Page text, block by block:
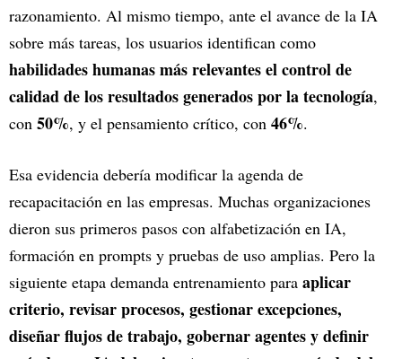
razonamiento. Al mismo tiempo, ante el avance de la IA
sobre más tareas, los usuarios identifican como
habilidades humanas más relevantes el control de
calidad de los resultados generados por la tecnología,
con 50%, y el pensamiento crítico, con 46%.
Esa evidencia debería modificar la agenda de
recapacitación en las empresas. Muchas organizaciones
dieron sus primeros pasos con alfabetización en IA,
formación en prompts y pruebas de uso amplias. Pero la
siguiente etapa demanda entrenamiento para aplicar
criterio, revisar procesos, gestionar excepciones,
diseñar flujos de trabajo, gobernar agentesy definir